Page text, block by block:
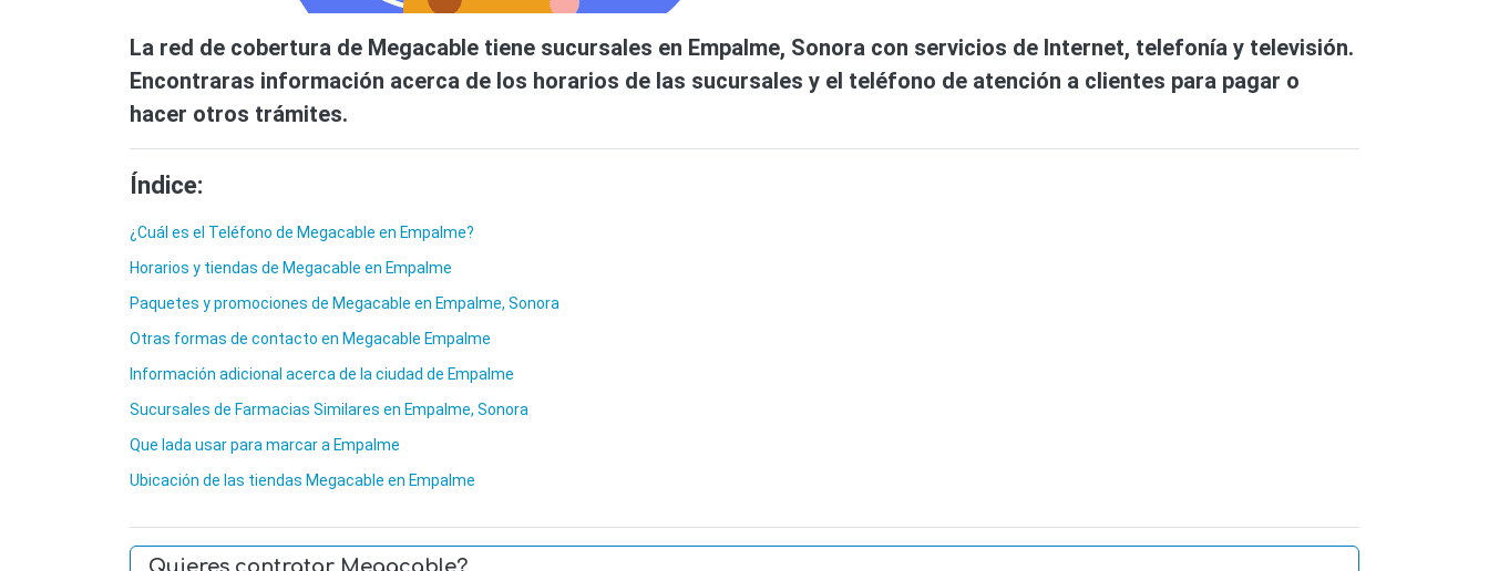
La red de cobertura de Megacable tiene sucursales en Empalme, Sonora con servicios de Internet, telefonía y televisión.
Encontraras información acerca de los horarios de las sucursales y el teléfono de atención a clientes para pagar o
hacer otros trámites.
Índice:
¿Cuál es el Teléfono de Megacable en Empalme?
Horarios y tiendas de Megacable en Empalme
Paquetes y promociones de Megacable en Empalme, Sonora
Otras formas de contacto en Megacable Empalme
Información adicional acerca de la ciudad de Empalme
Sucursales de Farmacias Similares en Empalme, Sonora
Que lada usar para marcar a Empalme
Ubicación de las tiendas Megacable en Empalme